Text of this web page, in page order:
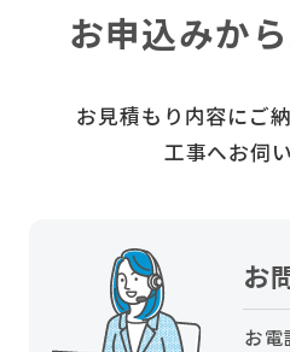
お申込みか
お見積もり内容にご
工事へお伺い
お
お電